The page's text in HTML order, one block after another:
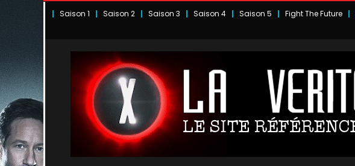
Saison 1 Saison 2 Saison 3 Saison 4 Saison 5 Fight The Future